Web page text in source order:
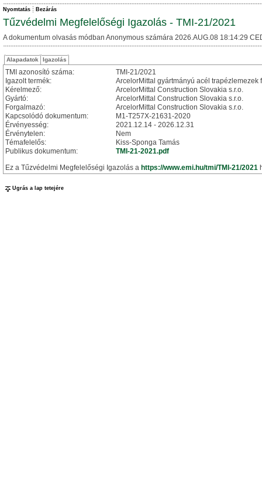
Nyomtatás Bezárás
Tűzvédelmi Megfelelőségi Igazolás - TMI-21/2021
A dokumentum olvasás módban Anonymous számára 2026.AUG.08 18:14:29
Alapadatok Igazolás
TMI azonosító száma:
TMI-21/2021
Igazolt termék:
ArcelorMittal gyártmányú acél
Kérelmező:
ArcelorMittal Construction Slovakia s.r.o.
Gyártó:
ArcelorMittal Construction Slovakia s.r.o.
Forgalmazó:
ArcelorMittal Construction Slovakia s.r.o.
Kapcsolódó dokumentum:
M1-T257X-21631-2020
Érvényesség:
2021.12.14 - 2026.12.31
Érvénytelen:
Nem
Témafelelős:
Kiss-Sponga Tamás
Publikus dokumentum:
TMI-21-2021.pdf
Ez a Tűzvédelmi Megfelelőségi Igazolás a https://www.emi.hu/tmi/TMI-21/2021
Ugrás a lap tetejére